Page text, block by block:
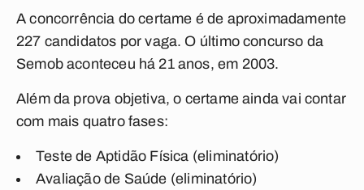
A concorrência do certame é de aproximadamente
227 candidatos por vaga. O último concurso da
Semob aconteceu há 21 anos, em 2003.
Além da prova objetiva, o certame ainda vai contar
com mais quatro fases:
Teste de Aptidão Física (eliminatório)
Avaliação de Saúde (eliminatório)